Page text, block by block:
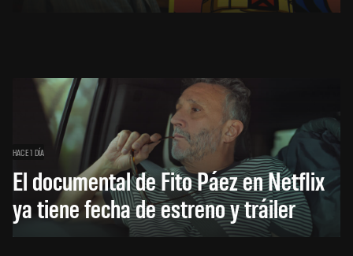
HACE 1 DÍA
El documental de Fito Páez en Netflix
ya tiene fecha de estreno y tráiler